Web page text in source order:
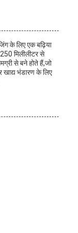
के लिए एक बढ़िया
मिलीलीटर से
से बने होते हैं,जो
भंडारण के लिए